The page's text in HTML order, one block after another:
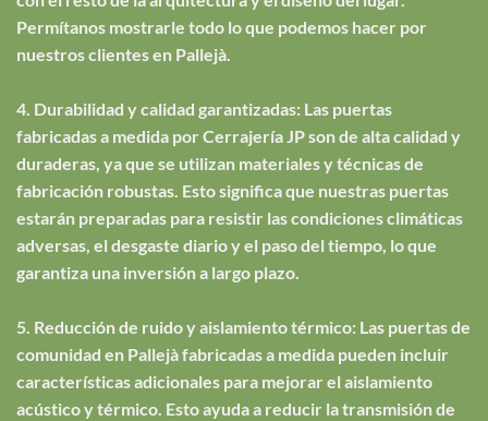
Permítanos mostrarle todo lo que podemos hacer por
nuestros clientes en Pallejà.
4. Durabilidad y calidad garantizadas: Las puertas
fabricadas a medida por Cerrajería JP son de alta calidad y
duraderas, ya que se utilizan materiales y técnicas de
fabricación robustas. Esto significa que nuestras puertas
estarán preparadas para resistir las condiciones climáticas
adversas, el desgaste diario y el paso del tiempo, lo que
garantiza una inversión a largo plazo.
5. Reducción de ruido y aislamiento térmico: Las puertas de
comunidad en Pallejà fabricadas a medida pueden incluir
características adicionales para mejorar el aislamiento
acústico y térmico. Esto ayuda a reducir la transmisión de